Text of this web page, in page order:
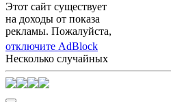
Этот сайт существует
на доходы от показа
рекламы. Пожалуйста,
отключите AdBlock
Несколько случайных